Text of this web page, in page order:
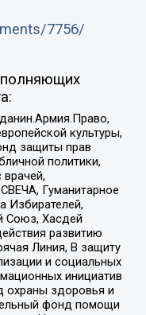
7756/
культуры,
защиты прав
политики,
Гуманитарное
Избирателей,
Союз, Хасдей
развитию
Линия, В защиту
и социальных
инициатив
охраны здоровья и
фонд помощи